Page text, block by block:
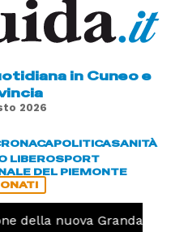
in Cuneo e
2026
POLITICASANITÀ
LIBEROSPORT
DEL PIEMONTE
nuova Granda Volley